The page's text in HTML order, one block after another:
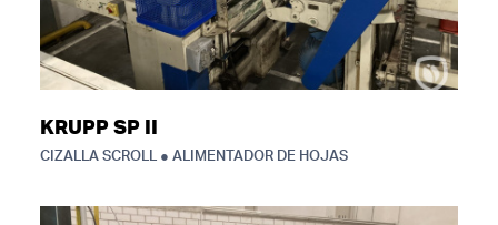
KRUPP SP II
CIZALLA SCROLL ● ALIMENTADOR DE HOJAS